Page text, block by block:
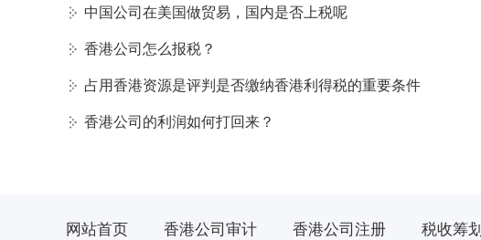
中国公司在美国做贸易，国内是否上税呢
香港公司怎么报税？
占用香港资源是评判是否缴纳香港利得税的重要条件
香港公司的利润如何打回来？
网站首页 香港公司审计 香港公司注册 税收筹划